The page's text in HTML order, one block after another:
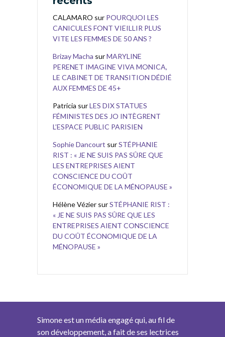
CALAMARO sur POURQUOI LES
CANICULES FONT VIEILLIR PLUS
VITE LES FEMMES DE 50 ANS ?
Brizay Macha surMARYLINE
PERENET IMAGINE VIVA MONICA,
LE CABINET DE TRANSITION DÉDIÉ
AUX FEMMES DE 45+
Patricia surLES DIX STATUES
FÉMINISTES DES JO INTÈGRENT
L’ESPACE PUBLIC PARISIEN
Sophie Dancourt surSTÉPHANIE
RIST : « JE NE SUIS PAS SÛRE QUE
LES ENTREPRISES AIENT
CONSCIENCE DU COÛT
ÉCONOMIQUE DE LA MÉNOPAUSE »
Hélène Vézier surSTÉPHANIE RIST :
« JE NE SUIS PAS SÛRE QUE LES
ENTREPRISES AIENT CONSCIENCE
DU COÛT ÉCONOMIQUE DE LA
MÉNOPAUSE »
Simone est un média engagé qui, au fil de
son développement, a fait de ses lectrices